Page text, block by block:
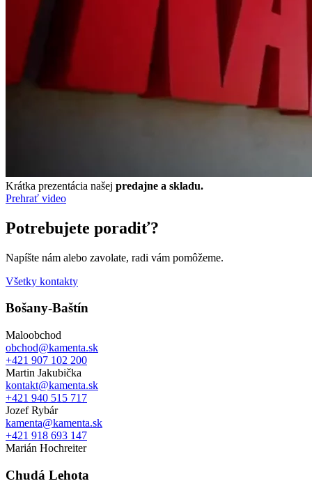
Krátka prezentácia našej predajne a skladu.
Prehrať video
Potrebujete poradiť?
Napíšte nám alebo zavolate, radi vám pomôžeme.
Všetky kontakty
Bošany-Baštín
Maloobchod
obchod@kamenta.sk
+421 907 102 200
Martin Jakubička
kontakt@kamenta.sk
+421 940 515 717
Jozef Rybár
kamenta@kamenta.sk
+421 918 693 147
Marián Hochreiter
Chudá Lehota